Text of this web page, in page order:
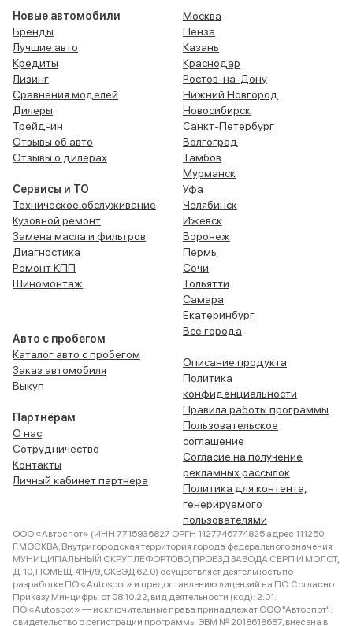
Новые автомобили
Бренды
Лучшие авто
Кредиты
Лизинг
Сравнения моделей
Дилеры
Трейд-ин
Отзывы об авто
Отзывы о дилерах
Сервисы и ТО
Техническое обслуживание
Кузовной ремонт
Замена масла и фильтров
Диагностика
Ремонт КПП
Шиномонтаж
Авто с пробегом
Каталог авто с пробегом
Заказ автомобиля
Выкуп
Партнёрам
О нас
Сотрудничество
Контакты
Личный кабинет партнера
Москва
Пенза
Казань
Краснодар
Ростов-на-Дону
Нижний Новгород
Новосибирск
Санкт-Петербург
Волгоград
Тамбов
Мурманск
Уфа
Челябинск
Ижевск
Воронеж
Пермь
Сочи
Тольятти
Самара
Екатеринбург
Все города
Описание продукта
Политика
конфиденциальности
Правила работы программы
Пользовательское
соглашение
Согласие на получение
рекламных рассылок
Политика для контента,
генерируемого
пользователями
ООО «Автоспот» (ИНН 7715936827 ОРГН 1127746774825 адрес 111250,
Г.МОСКВА, Внутригородская территория города федерального значения
МУНИЦИПАЛЬНЫЙ ОКРУГ ЛЕФОРТОВО, ПРОЕЗД ЗАВОДА СЕРП И МОЛОТ,
Д. 10, ПОМЕЩ. 41Н/9, ОКВЭД 62.0) осуществляет деятельность по
разработке ПО «Autospot» и предоставлению лицензий на ПО. Согласно
Приказу Минцифры от 08.10.22, вид деятельности (код): 2.01.
ПО «Autospot» — исключительные права принадлежат ООО "Автоспот":
свидетельство о регистрации программы ЭВМ № 2018618687, внесена в